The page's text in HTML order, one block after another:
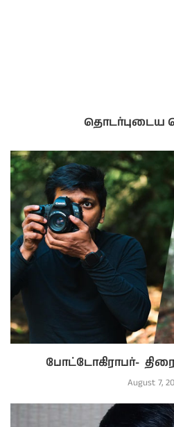
தொடர்புடைய
போட்டோகிராபர்-
August 7,